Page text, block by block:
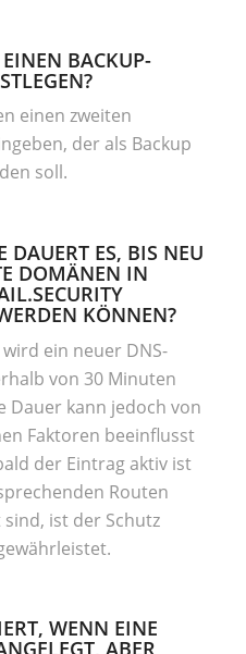
BACKUP-
einen zweiten
der als Backup
soll.
DAUERT ES, BIS NEU
DOMÄNEN IN
KÖNNEN?
ein neuer DNS-
von 30 Minuten
Dauer kann jedoch von
Faktoren beeinflusst
der Eintrag aktiv ist
Routen
ist der Schutz
WENN EINE
ABER